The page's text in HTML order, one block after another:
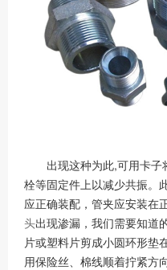
出现这种为此,可用卡子
栓等固定件上以减少共振。
应正确装配，管夹应安装在
头出现渗漏，我们需要知道
片或塑料片剪成小圆环形垫
用保险丝、棉线顺着拧紧方